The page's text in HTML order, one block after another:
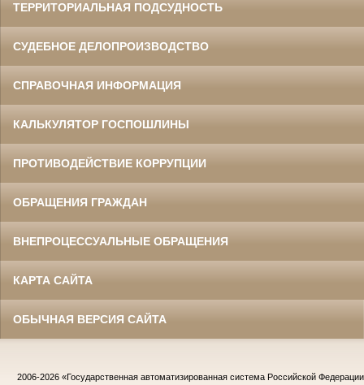
ТЕРРИТОРИАЛЬНАЯ ПОДСУДНОСТЬ
СУДЕБНОЕ ДЕЛОПРОИЗВОДСТВО
СПРАВОЧНАЯ ИНФОРМАЦИЯ
КАЛЬКУЛЯТОР ГОСПОШЛИНЫ
ПРОТИВОДЕЙСТВИЕ КОРРУПЦИИ
ОБРАЩЕНИЯ ГРАЖДАН
ВНЕПРОЦЕССУАЛЬНЫЕ ОБРАЩЕНИЯ
КАРТА САЙТА
ОБЫЧНАЯ ВЕРСИЯ САЙТА
2006-2026 «Государственная автоматизированная система Российской